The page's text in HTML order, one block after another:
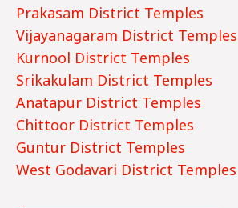
Prakasam District Temples
Vijayanagaram District Temples
Kurnool District Temples
Srikakulam District Temples
Anatapur District Temples
Chittoor District Temples
Guntur District Temples
West Godavari District Temples